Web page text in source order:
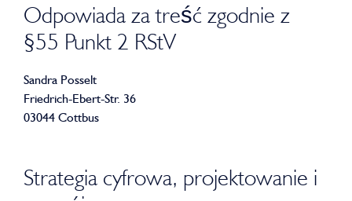
Odpowiada za treść zgodnie z
§55 Punkt 2 RStV
Sandra Posselt
Friedrich-Ebert-Str. 36
03044 Cottbus
Strategia cyfrowa, projektowanie i